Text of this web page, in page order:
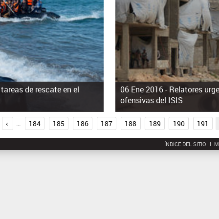
de rescate en el
06 Ene 2016 -Relatores
ofensivas del ISIS
‹ 184 185 186 187 188 189 190 191
ÍNDICE DEL SITIO